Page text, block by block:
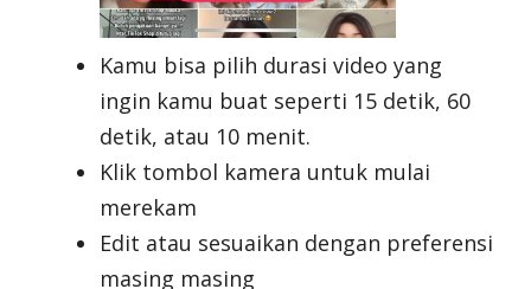
Kamu bisa pilih durasi video yang
ingin kamu buat seperti 15 detik, 60
detik, atau 10 menit.
Klik tombol kamera untuk mulai
merekam
Edit atau sesuaikan dengan preferensi
masing masing